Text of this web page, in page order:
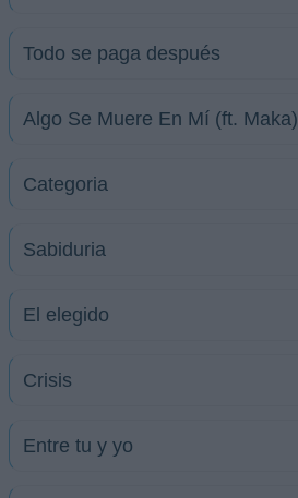
Todo se paga después
Algo Se Muere En Mí (ft. Maka)
Categoria
Sabiduria
El elegido
Crisis
Entre tu y yo